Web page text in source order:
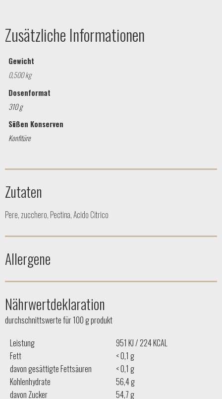
Zusätzliche Informationen
Gewicht
0,500 kg
Dosenformat
310 g
Süßen Konserven
Konfitüre
Zutaten
Pere, zucchero, Pectina, Acido Citrico
Allergene
Nährwertdeklaration
durchschnittswerte für 100 g produkt
Leistung
951 KJ / 224 KCAL
Fett
< 0,1 g
davon gesättigte Fettsäuren
< 0,1 g
Kohlenhydrate
56,4 g
davon Zucker
54,7 g